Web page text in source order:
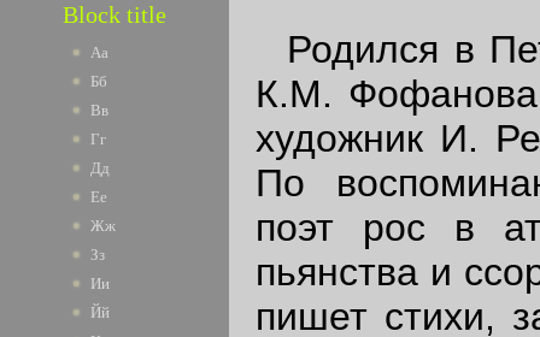
Block title
Аа
Бб
Вв
Гг
Дд
Ее
Жж
Зз
Ии
Йй
Родился в
К.М.
художник И.
По
поэт рос в
пьянства и
пишет стихи,